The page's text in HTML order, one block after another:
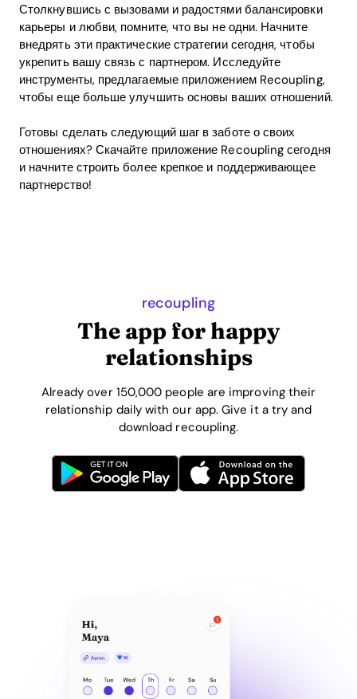
Столкнувшись с вызовами и радостями балансировки
карьеры и любви, помните, что вы не одни. Начните
внедрять эти практические стратегии сегодня, чтобы
укрепить вашу связь с партнером. Исследуйте
инструменты, предлагаемые приложением Recoupling,
чтобы еще больше улучшить основы ваших отношений.
Готовы сделать следующий шаг в заботе о своих
отношениях? Скачайте приложение Recoupling сегодня
и начните строить более крепкое и поддерживающее
партнерство!
recoupling
The app for happy
relationships
Already over 150,000 people are improving their
relationship daily with our app. Give it a try and
download recoupling.